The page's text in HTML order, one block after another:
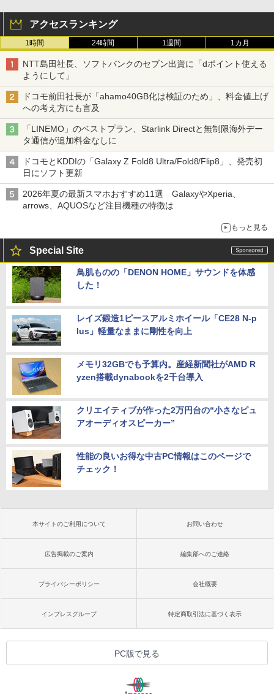
アクセスランキング
1時間 24時間 1週間 1カ月
NTT島田社長、ソフトバンクのセブン出資に「dポイント使える
ようにして」
ドコモ前田社長が「ahamo40GB化は検証のため」、料金値上げ
への考え方にも言及
「LINEMO」のベストプラン、Starlink Directと無制限海外デー
タ通信が追加料金なしに
ドコモとKDDIの「Galaxy Z Fold8 Ultra/Fold8/Flip8」、発売初
日にソフト更新
2026年夏の最新スマホおすすめ11選 GalaxyやXperia、
arrows、AQUOSなど注目機種の特徴は
もっと見る
Special Site
鳥肌ものの「DENON HOME」サウンドを体感
した！
レイズ鍛造1ピースアルミホイール「CE28 N-p
lus」軽量なままに剛性を向上
メモリ32GBでも予算内。産経新聞社がAMD R
yzen搭載dynabookを2千台導入
クリエイティブが作った2万円台の“小さなピュ
アオーディオスピーカー”
性能の良いお得な中古PC情報はこのページで
チェック！
本サイトのご利用について お問い合わせ
広告掲載のご案内 編集部へのご連絡
プライバシーポリシー 会社概要
インプレスグループ 特定商取引法に基づく表示
PC版で見る